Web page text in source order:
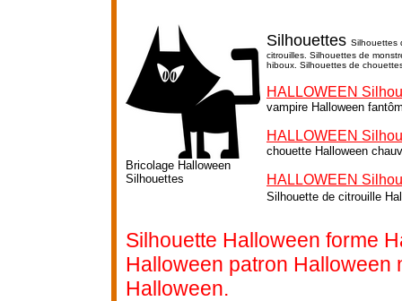
Bricolage Halloween
Silhouettes
Silhouettes Silhouettes
citrouilles. Silhouettes de
hiboux. Silhouettes de
HALLOWEEN
vampire Halloween
HALLOWEEN
chouette Halloween
HALLOWEEN
Silhouette de citrouille
Silhouette Halloween forme
Halloween patron Halloween
Halloween.